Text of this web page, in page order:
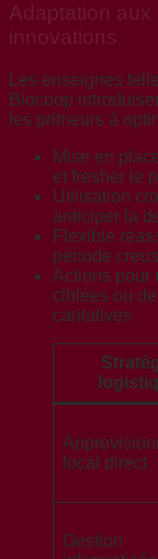
Adaptation
innovations
Les enseignes
Biocoop
les primeurs à
Mise en
et fresher le
Utilisation
anticiper la
Flexible
période
Actions pour
ciblées ou
caritatives
local direct
Gestion